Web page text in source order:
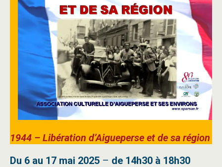
1944 – Libération d’Aigueperse et de sa région
Du 6 au 17 mai 2025 – de 14h30 à 18h30